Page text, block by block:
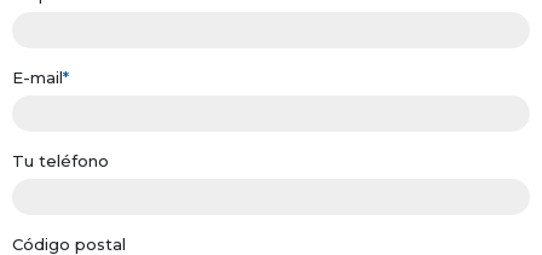
E-mail*
Tu teléfono
Código postal